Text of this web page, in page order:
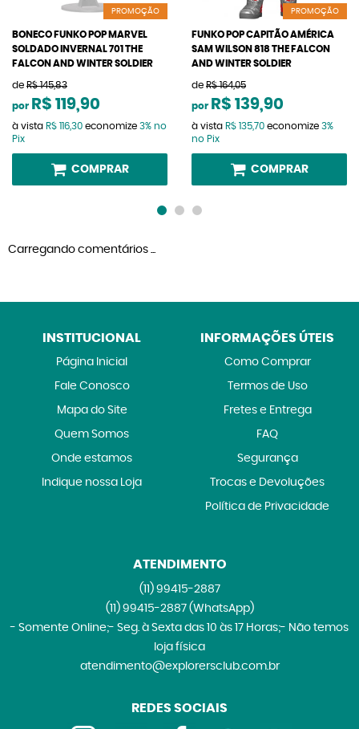
PROMOÇÃO
BONECO FUNKO POP MARVEL
SOLDADO INVERNAL 701 THE
FALCON AND WINTER SOLDIER
de R$ 145,83
por R$ 119,90
à vista R$ 116,30 economize 3% no
Pix
COMPRAR
PROMOÇÃO
FUNKO POP CAPITÃO AMÉRICA
SAM WILSON 818 THE FALCON
AND WINTER SOLDIER
de R$ 164,05
por R$ 139,90
à vista R$ 135,70 economize 3%
no Pix
COMPRAR
Carregando comentários ...
INSTITUCIONAL
Página Inicial
Fale Conosco
Mapa do Site
Quem Somos
Onde estamos
Indique nossa Loja
INFORMAÇÕES ÚTEIS
Como Comprar
Termos de Uso
Fretes e Entrega
FAQ
Segurança
Trocas e Devoluções
Política de Privacidade
ATENDIMENTO
(11)99415-2887
(11)99415-2887 (WhatsApp)
- Somente Online;- Seg. à Sexta das 10 às 17 Horas;- Não temos
loja física
atendimento@explorersclub.com.br
REDES SOCIAIS